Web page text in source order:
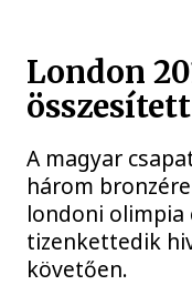
London
A magyar
három
londoni olimpia
tizenkettedik
követően.